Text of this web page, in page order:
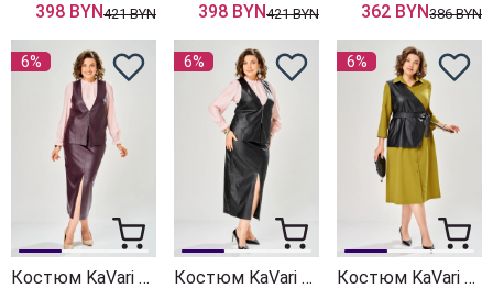
398 BYN421 BYN 398 BYN421 BYN 362 BYN386 BYN
6%
Костюм KaVari 8072-1 бордовый
6%
Костюм KaVari 8072 черный
6%
Костюм KaVari 8071-2 горчично-черный